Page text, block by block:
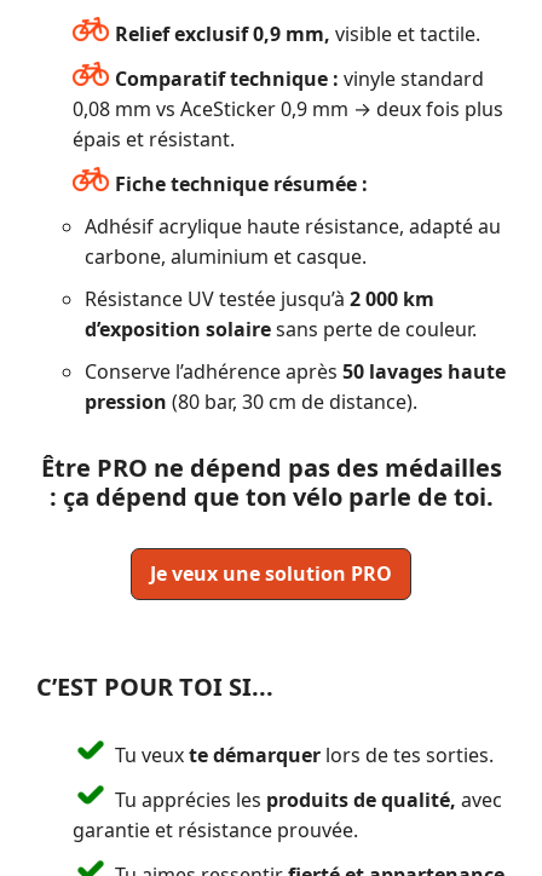
Relief exclusif 0,9 mm, visible et tactile.
Comparatif technique : vinyle standard
0,08 mm vs AceSticker 0,9 mm → deux fois plus
épais et résistant.
Fiche technique résumée :
Adhésif acrylique haute résistance, adapté au
carbone, aluminium et casque.
Résistance UV testée jusqu’à 2 000 km
d’exposition solairesans perte de couleur.
Conserve l’adhérence après 50 lavages haute
pression (80 bar, 30 cm de distance).
Être PRO ne dépend pas des médailles
: ça dépend que ton vélo parle de toi.
Je veux une solution PRO
C’EST POUR TOI SI...
Tu veuxte démarquer lors de tes sorties.
Tu apprécies les produits de qualité, avec
garantie et résistance prouvée.